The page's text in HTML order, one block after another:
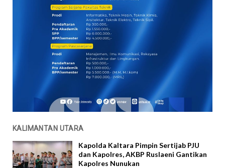
KALIMANTAN UTARA
Kapolda Kaltara Pimpin Sertijab PJU
dan Kapolres, AKBP Ruslaeni Gantikan
Kapolres Nunukan